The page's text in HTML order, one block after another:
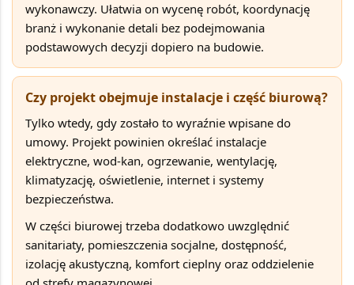
wykonawczy. Ułatwia on wycenę robót, koordynację
branż i wykonanie detali bez podejmowania
podstawowych decyzji dopiero na budowie.
Czy projekt obejmuje instalacje i część biurową?
Tylko wtedy, gdy zostało to wyraźnie wpisane do
umowy. Projekt powinien określać instalacje
elektryczne, wod-kan, ogrzewanie, wentylację,
klimatyzację, oświetlenie, internet i systemy
bezpieczeństwa.
W części biurowej trzeba dodatkowo uwzględnić
sanitariaty, pomieszczenia socjalne, dostępność,
izolację akustyczną, komfort cieplny oraz oddzielenie